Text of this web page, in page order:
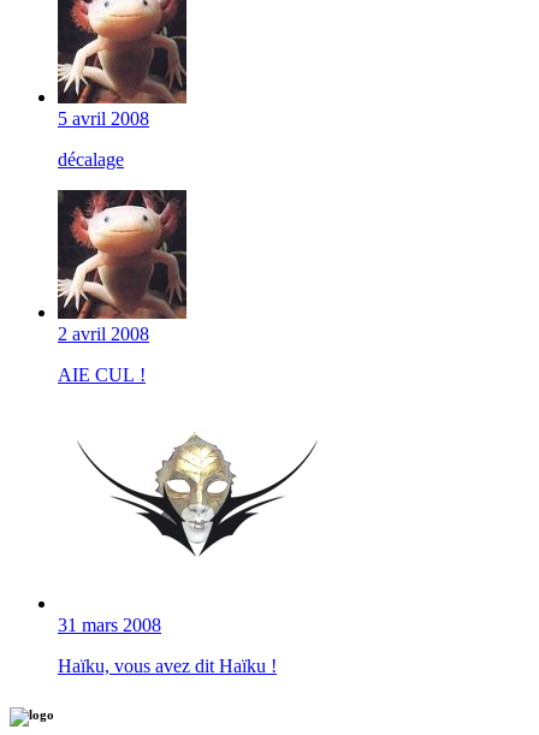
5 avril 2008
décalage
2 avril 2008
AIE CUL !
31 mars 2008
Haïku, vous avez dit Haïku !